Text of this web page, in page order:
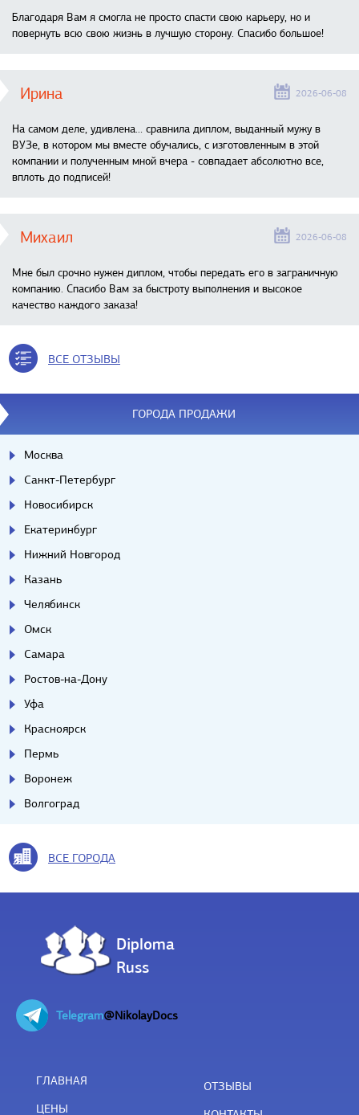
Благодаря Вам я смогла не просто спасти свою карьеру, но и
повернуть всю свою жизнь в лучшую сторону. Спасибо большое!
Ирина 2026-06-08
На самом деле, удивлена… сравнила диплом, выданный мужу в
ВУЗе, в котором мы вместе обучались, с изготовленным в этой
компании и полученным мной вчера - совпадает абсолютно все,
вплоть до подписей!
Михаил 2026-06-08
Мне был срочно нужен диплом, чтобы передать его в заграничную
компанию. Спасибо Вам за быстроту выполнения и высокое
качество каждого заказа!
ВСЕ ОТЗЫВЫ
ГОРОДА ПРОДАЖИ
Москва
Санкт-Петербург
Новосибирск
Екатеринбург
Нижний Новгород
Казань
Челябинск
Омск
Самара
Ростов-на-Дону
Уфа
Красноярск
Пермь
Воронеж
Волгоград
ВСЕ ГОРОДА
Diploma
Russ
Telegram@NikolayDocs
ГЛАВНАЯ
ЦЕНЫ
ОТЗЫВЫ